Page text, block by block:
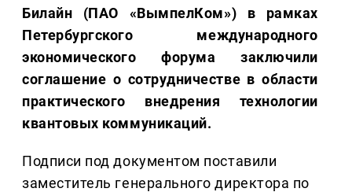
Билайн (ПАО «ВымпелКом») в рамках
Петербургского международного
экономического форума заключили
соглашение о сотрудничестве в области
практического внедрения технологии
квантовых коммуникаций.
Подписи под документом поставили
заместитель генерального директора по